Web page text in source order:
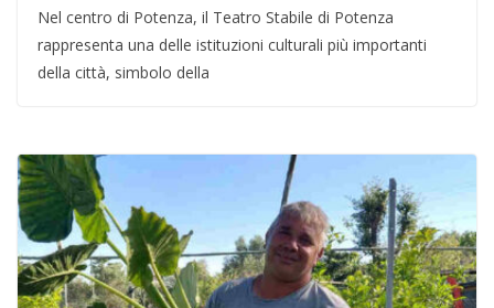
Nel centro di Potenza, il Teatro Stabile di Potenza
rappresenta una delle istituzioni culturali più importanti
della città, simbolo della